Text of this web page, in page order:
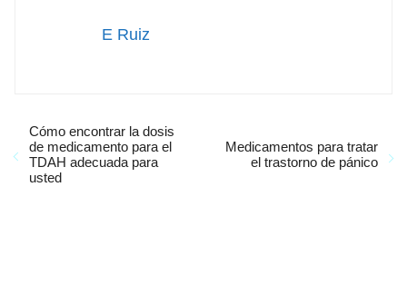
E Ruiz
Cómo encontrar la dosis
de medicamento para el
TDAH adecuada para
usted
Medicamentos para tratar
el trastorno de pánico